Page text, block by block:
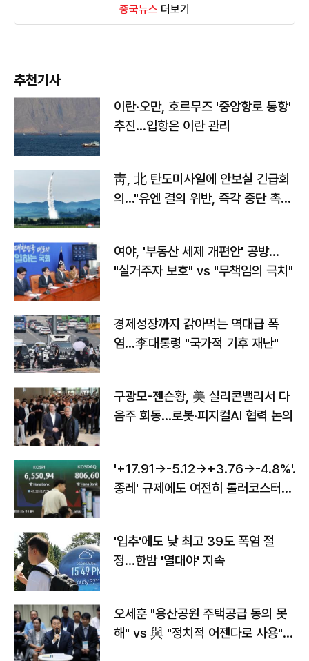
중국뉴스 더보기
추천기사
이란·오만, 호르무즈 '중앙항로 통항'
추진…입항은 이란 관리
靑, 北 탄도미사일에 안보실 긴급회
의…"유엔 결의 위반, 즉각 중단 촉
여야, '부동산 세제 개편안' 공방…
"실거주자 보호" vs "무책임의 극치"
경제성장까지 갉아먹는 역대급 폭
염…李대통령 "국가적 기후 재난"
구광모-젠슨황, 美 실리콘밸리서 다
음주 회동…로봇·피지컬AI 협력 논의
'+17.91→-5.12→+3.76→-4.8%'…'
종레' 규제에도 여전히 롤러코스터
'입추'에도 낮 최고 39도 폭염 절
정…한밤 '열대야' 지속
오세훈 "용산공원 주택공급 동의 못
해" vs 與 "정치적 어젠다로 사용"